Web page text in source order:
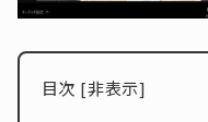
目次 [非表示]